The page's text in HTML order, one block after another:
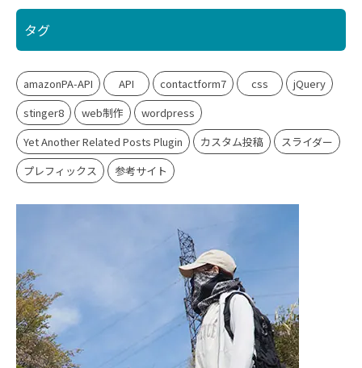
タグ
amazonPA-API API contactform7 css
jQuery
stinger8
web制作
wordpress
Yet Another Related Posts Plugin
カスタム投稿
スライダー
プレフィックス
参考サイト